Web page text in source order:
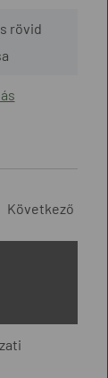
rövid
Következő